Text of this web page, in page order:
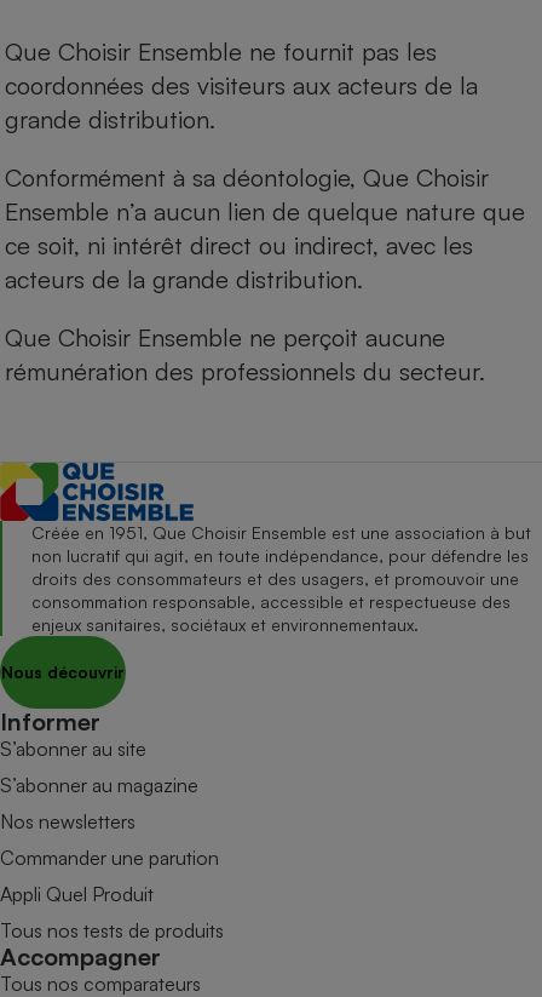
Que Choisir Ensemble ne fournit pas les
coordonnées des visiteurs aux acteurs de la
grande distribution.
Conformément à sa déontologie, Que Choisir
Ensemble n’a aucun lien de quelque nature que
ce soit, ni intérêt direct ou indirect, avec les
acteurs de la grande distribution.
Que Choisir Ensemble ne perçoit aucune
rémunération des professionnels du secteur.
Créée en 1951, Que Choisir Ensemble est une association à but
non lucratif qui agit, en toute indépendance, pour défendre les
droits des consommateurs et des usagers, et promouvoir une
consommation responsable, accessible et respectueuse des
enjeux sanitaires, sociétaux et environnementaux.
Nous découvrir
Informer
S’abonner au site
S’abonner au magazine
Nos newsletters
Commander une parution
Appli Quel Produit
Tous nos tests de produits
Accompagner
Tous nos comparateurs